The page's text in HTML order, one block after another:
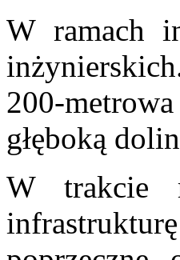
W ramach
200-
głęboką
W trakcie